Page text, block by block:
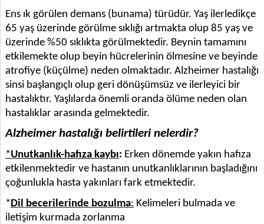
Ens ık görülen demans (bunama) türüdür. Yaş ilerledikçe
65 yaş üzerinde görülme sıklığı artmakta olup 85 yaş ve
üzerinde %50 sıklıkta görülmektedir. Beynin tamamını
etkilemekte olup beyin hücrelerinin ölmesine ve beyinde
atrofiye (küçülme) neden olmaktadır. Alzheimer hastalığı
sinsi başlangıçlı olup geri dönüşümsüz ve ilerleyici bir
hastalıktır. Yaşlılarda önemli oranda ölüme neden olan
hastalıklar arasında gelmektedir.
Alzheimer hastalığı belirtileri nelerdir?
*Unutkanlık-hafıza kaybı: Erken dönemde yakın hafıza
etkilenmektedir ve hastanın unutkanlıklarının başladığını
çoğunlukla hasta yakınları fark etmektedir.
*Dil becerilerinde bozulma: Kelimeleri bulmada ve
iletişim kurmada zorlanma